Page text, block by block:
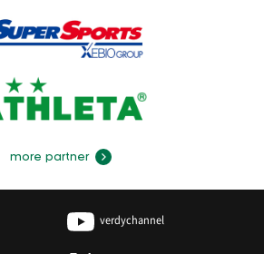
more partner
verdychannel